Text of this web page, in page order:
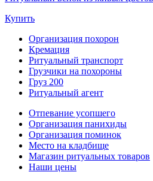
Купить
Организация похорон
Кремация
Ритуальный транспорт
Грузчики на похороны
Груз 200
Ритуальный агент
Отпевание усопшего
Организация панихиды
Организация поминок
Место на кладбище
Магазин ритуальных товаров
Наши цены